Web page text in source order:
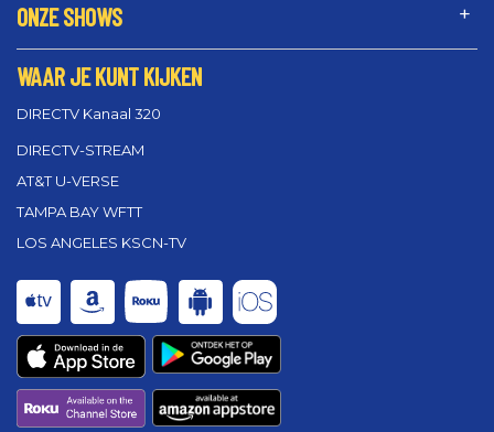
ONZE SHOWS
WAAR JE KUNT KIJKEN
DIRECTV Kanaal 320
DIRECTV-STREAM
AT&T U-VERSE
TAMPA BAY WFTT
LOS ANGELES KSCN-TV